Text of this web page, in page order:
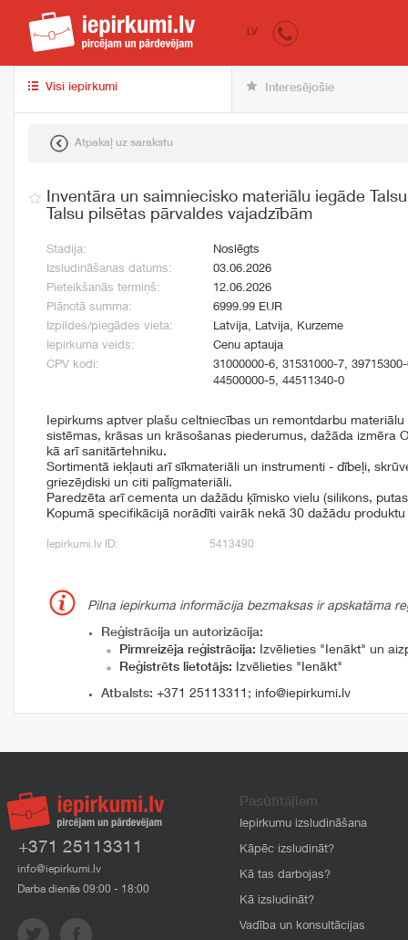
iepirkumi.lv
LV
Visi iepirkumi Interesējošie
Atpakaļ uz sarakstu
Inventāra un saimniecisko materiālu iegāde
Talsu pilsētas pārvaldes vajadzībām
Stadija:
Noslēgts
Izsludināšanas datums:
03.06.2026
Pieteikšanās termiņš:
12.06.2026
Plānotā summa:
6999.99 EUR
Izpildes/piegādes vieta:
Latvija, Latvija, Kurzeme
Iepirkuma veids:
Cenu aptauja
CPV kodi:
31000000-6, 31531000-7,
44500000-5, 44511340-0
Iepirkums aptver plašu celtniecības un remontdarbu
sistēmas, krāsas un krāsošanas piederumus, dažāda izmēra
kā arī sanitārtehniku.
Sortimentā iekļauti arī sīkmateriāli un instrumenti - dībeļi,
griezējdiski un citi palīgmateriāli.
Paredzēta arī cementa un dažādu ķīmisko vielu (silikons,
Kopumā specifikācijā norādīti vairāk nekā 30 dažādu produktu
Iepirkumi.lv ID: 5413490
Pilna iepirkuma informācija bezmaksas ir apskatāma
Reģistrācija un autorizācija:
Pirmreizēja reģistrācija: Izvēlieties "Ienākt" un
Reģistrēts lietotājs: Izvēlieties "Ienākt"
Atbalsts: +371 25113311 ; info@iepirkumi.lv
+371 25113311
info@iepirkumi.lv
Darba dienās 09:00 - 18:00
Pasūtītājiem
Iepirkumu izsludināšana
Kāpēc izsludināt?
Kā tas darbojas?
Kā izsludināt?
Vadība un konsultācijas